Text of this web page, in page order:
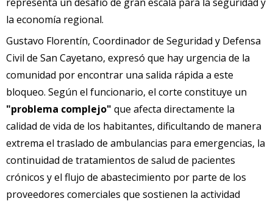
la economía regional.
Gustavo Florentín, Coordinador de Seguridad y Defensa
Civil de San Cayetano, expresó que hay urgencia de la
comunidad por encontrar una salida rápida a este
bloqueo. Según el funcionario, el corte constituye un
"problema complejo" que afecta directamente la
calidad de vida de los habitantes, dificultando de manera
extrema el traslado de ambulancias para emergencias, la
continuidad de tratamientos de salud de pacientes
crónicos y el flujo de abastecimiento por parte de los
proveedores comerciales que sostienen la actividad